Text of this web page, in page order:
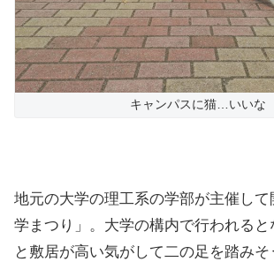
キャンパスに猫…いいな
地元の大学の理工系の学部が主催し
学まつり」。大学の構内で行われると
と敷居が高い気がして二の足を踏みそ